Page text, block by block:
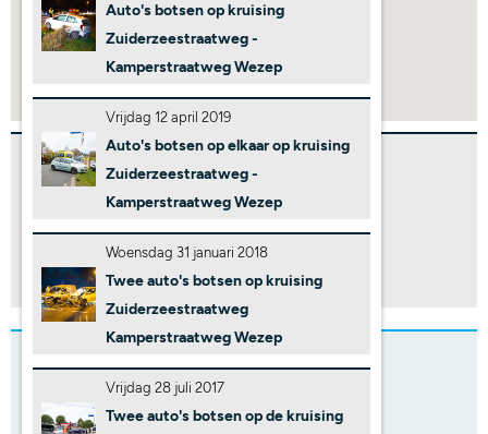
Auto's botsen op kruising
Zuiderzeestraatweg -
Kamperstraatweg Wezep
Vrijdag 12 april 2019
Auto's botsen op elkaar op kruising
Zuiderzeestraatweg -
Kamperstraatweg Wezep
Woensdag 31 januari 2018
Twee auto's botsen op kruising
Zuiderzeestraatweg
Kamperstraatweg Wezep
Vrijdag 28 juli 2017
Twee auto's botsen op de kruising
Het weer in Wezep
16,3°C
ONO 1,4km/h
0,0mm
Weerstation Wezep
Stefanuzz
@Stefanuzz op Twitter/X